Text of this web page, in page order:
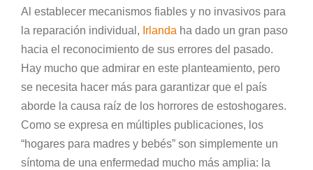
Al establecer mecanismos fiables y no invasivos para
la reparación individual, Irlanda ha dado un gran paso
hacia el reconocimiento de sus errores del pasado.
Hay mucho que admirar en este planteamiento, pero
se necesita hacer más para garantizar que el país
aborde la causa raíz de los horrores de estoshogares.
Como se expresa en múltiples publicaciones, los
“hogares para madres y bebés” son simplemente un
síntoma de una enfermedad mucho más amplia: la